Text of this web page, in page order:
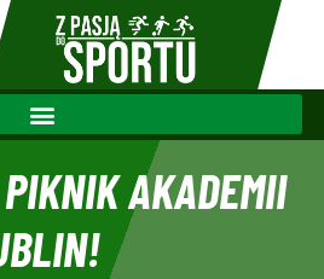
AKADEMII